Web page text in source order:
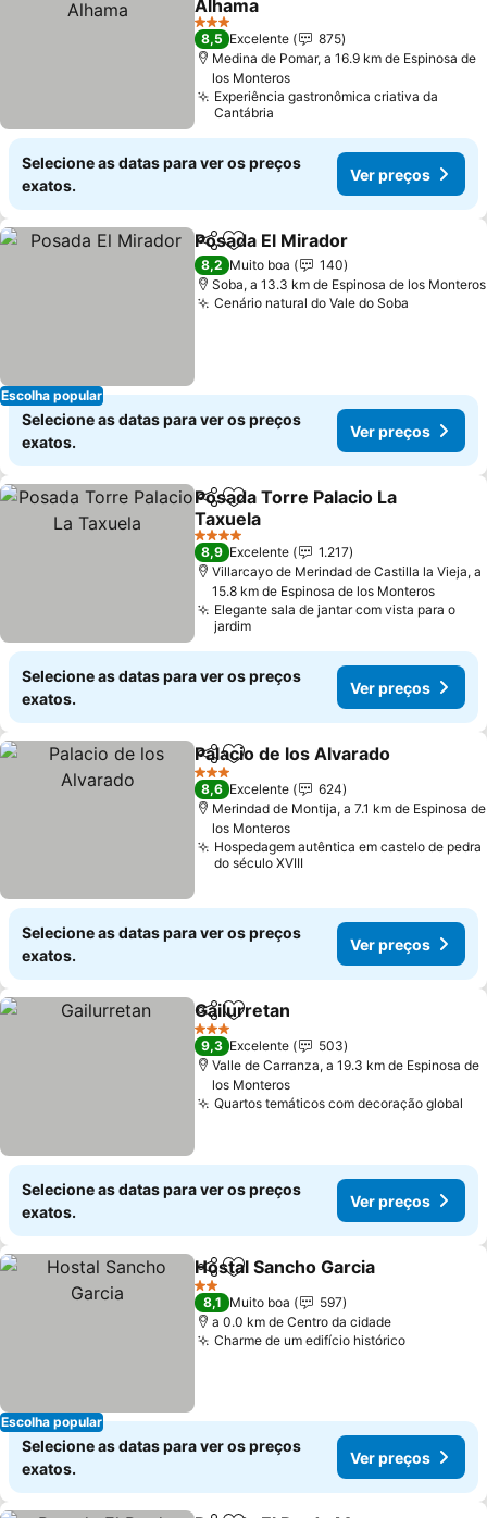
Alhama
Ver preços
3 Estrelas
8,5 Excelente
875
Medina de Pomar, a 16.9 km de Espinosa de
los Monteros
Experiência gastronômica criativa da
Cantábria
Selecione as datas para ver os preços
exatos.
Ver preços
Escolha popular
PartilharAdicionar aos favoritos
Posada El Mirador
8,2 Muito boa
140
Soba, a 13.3 km de Espinosa de los Monteros
Cenário natural do Vale do Soba
Selecione as datas para ver os preços
exatos.
Ver preços
PartilharAdicionar aos favoritos
Posada Torre Palacio La
Taxuela
Ver preços
4 Estrelas
8,9 Excelente
1.217
Villarcayo de Merindad de Castilla la Vieja, a
15.8 km de Espinosa de los Monteros
Elegante sala de jantar com vista para o
jardim
Selecione as datas para ver os preços
exatos.
Ver preços
PartilharAdicionar aos favoritos
Palacio de los Alvarado
3 Estrelas
8,6 Excelente
624
Merindad de Montija, a 7.1 km de Espinosa de
los Monteros
Hospedagem autêntica em castelo de pedra
do século XVIII
Selecione as datas para ver os preços
exatos.
Ver preços
PartilharAdicionar aos favoritos
Gailurretan
3 Estrelas
9,3 Excelente
503
Valle de Carranza, a 19.3 km de Espinosa de
los Monteros
Quartos temáticos com decoração global
Selecione as datas para ver os preços
exatos.
Ver preços
Escolha popular
PartilharAdicionar aos favoritos
Hostal Sancho Garcia
2 Estrelas
8,1 Muito boa
597
a 0.0 km de Centro da cidade
Charme de um edifício históricoVer
Selecione as datas para ver os preços
exatos.
Ver preços